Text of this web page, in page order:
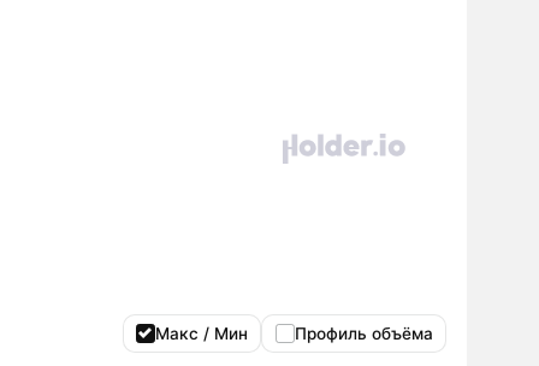
Макс / Мин Профиль объёма